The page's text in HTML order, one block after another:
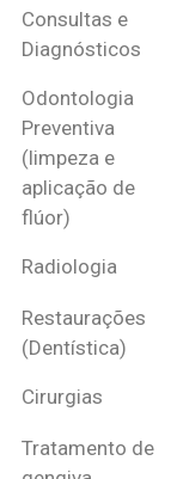
Pessoa Física
Consultas e
Diagnósticos
Odontologia
Preventiva
(limpeza e
aplicação de
flúor)
Radiologia
Restaurações
(Dentística)
Cirurgias
Tratamento de